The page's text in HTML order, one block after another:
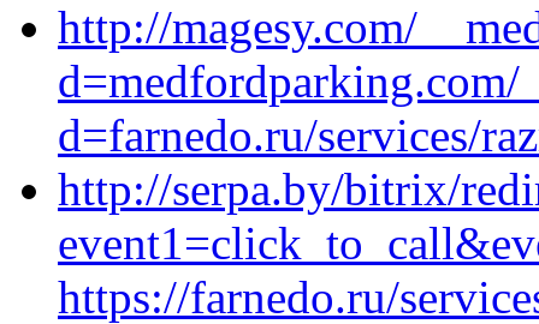
http://magesy.com/
d=medfordparking.com/
d=farnedo.ru/services/
http://serpa.by/bitrix/
https://farnedo.ru/